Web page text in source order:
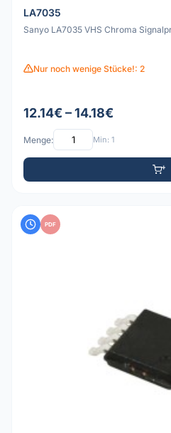
LA7035
Sanyo LA7035 VHS Chroma
Nur noch wenige Stücke!: 2
12.14€ – 14.18€
Menge: Min: 1
PDF